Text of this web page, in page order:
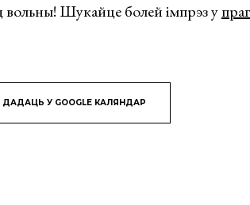
вольны! Шукайце болей імпрэз у
ДАДАЦЬ У GOOGLE КАЛЯНДАР